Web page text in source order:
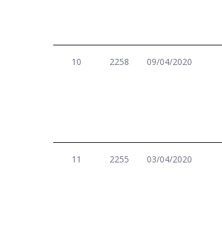
10 2258 09/04/2020
11 2255 03/04/2020